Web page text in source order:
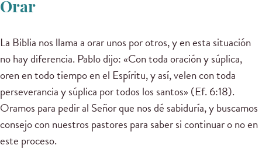
Orar
La Biblia nos llama a orar unos por otros, y en esta situación
no hay diferencia. Pablo dijo: «Con toda oración y súplica,
oren en todo tiempo en el Espíritu, y así, velen con toda
perseverancia y súplica por todos los santos» (Ef. 6:18).
Oramos para pedir al Señor que nos dé sabiduría, y buscamos
consejo con nuestros pastores para saber si continuar o no en
este proceso.